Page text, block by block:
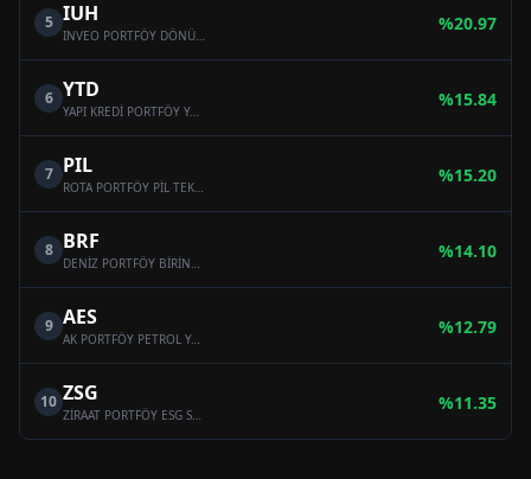
5 IUH
INVEO PORTFÖY DÖNÜŞTÜRÜCÜ TEKNOLOJİLER FON SEPETİ FONU
%20.97
6 YTD
YAPI KREDİ PORTFÖY YABANCI FON SEPETİ FONU
%15.84
7 PIL
ROTA PORTFÖY PİL TEKNOLOJİLERİ VE ENERJİ FON SEPETİ FONU
%15.20
8 BRF
DENİZ PORTFÖY BİRİNCİ FON SEPETİ FONU
%14.10
9 AES
AK PORTFÖY PETROL YABANCI BYF FON SEPETİ FONU
%12.79
10 ZSG
ZİRAAT PORTFÖY ESG SÜRDÜRÜLEBİLİRLİK FON SEPETİ FONU
%11.35